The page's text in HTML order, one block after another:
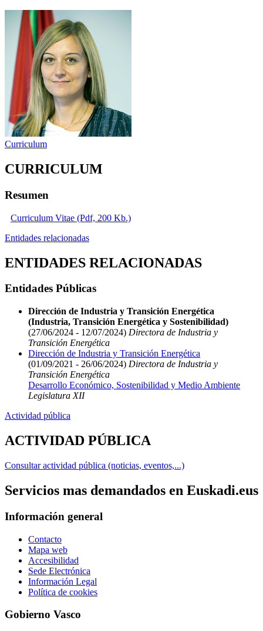
Curriculum
CURRICULUM
Resumen
Curriculum Vitae (Pdf, 200 Kb.)
Entidades relacionadas
ENTIDADES RELACIONADAS
Entidades Públicas
Dirección de Industria y Transición Energética
(Industria, Transición Energética y Sostenibilidad)
(27/06/2024 - 12/07/2024) Directora de Industria y
Transición Energética
Dirección de Industria y Transición Energética
(01/09/2021 - 26/06/2024) Directora de Industria y
Transición Energética
Desarrollo Económico, Sostenibilidad y Medio Ambiente
Legislatura XII
Actividad pública
ACTIVIDAD PÚBLICA
Consultar actividad pública (noticias, eventos,...)
Servicios mas demandados en Euskadi.eus
Información general
Contacto
Mapa web
Accesibilidad
Sede Electrónica
Información Legal
Política de cookies
Gobierno Vasco